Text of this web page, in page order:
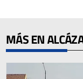
MÁS EN